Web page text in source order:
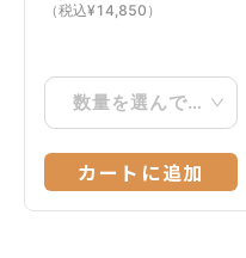
（税込¥14,850 ）
数量を選んでください
カートに追加